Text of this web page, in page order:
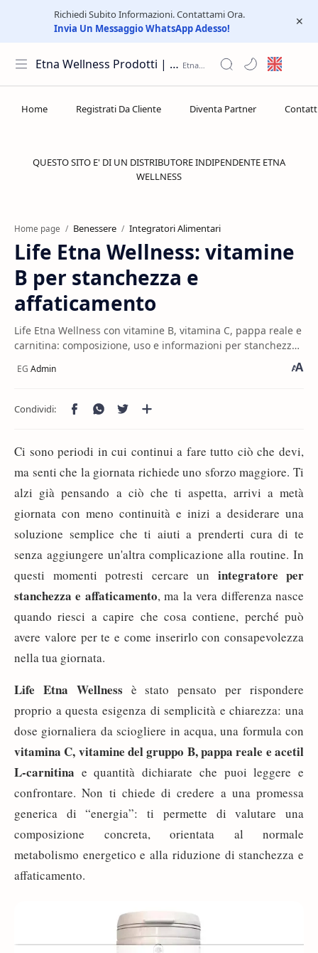
Richiedi Subito Informazioni. Contattami Ora.
Invia Un Messaggio WhatsApp Adesso!
Etna Wellness Prodotti | Distributore Elite Group
QUESTO SITO E' DI UN DISTRIBUTORE INDIPENDENTE ETNA
WELLNESS
Home page Benessere Integratori Alimentari
Life Etna Wellness: vitamine
B per stanchezza e
affaticamento
Life Etna Wellness con vitamine B, vitamina C, pappa reale e
carnitina: composizione, uso e informazioni per stanchezza
Ci sono periodi in cui continui a fare tutto ciò che devi,
ma senti che la giornata richiede uno sforzo maggiore. Ti
alzi già pensando a ciò che ti aspetta, arrivi a metà
giornata con meno continuità e inizi a desiderare una
soluzione semplice che ti aiuti a prenderti cura di te
senza aggiungere un'altra complicazione alla routine. In
questi momenti potresti cercare un integratore per
stanchezza e affaticamento, ma la vera differenza nasce
quando riesci a capire che cosa contiene, perché può
avere valore per te e come inserirlo con consapevolezza
nella tua giornata.
Life Etna Wellness è stato pensato per rispondere
proprio a questa esigenza di semplicità e chiarezza: una
dose giornaliera da sciogliere in acqua, una formula con
vitamina C, vitamine del gruppo B, pappa reale e acetil
L-carnitina e quantità dichiarate che puoi leggere e
confrontare. Non ti chiede di credere a una promessa
generica di “energia”: ti permette di valutare una
composizione concreta, orientata al normale
metabolismo energetico e alla riduzione di stanchezza e
affaticamento.